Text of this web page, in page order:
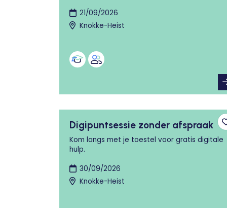
21/09/2026
Knokke-Heist
Digipuntsessie zonder afspraak
Kom langs met je toestel voor gratis digitale
hulp.
30/09/2026
Knokke-Heist